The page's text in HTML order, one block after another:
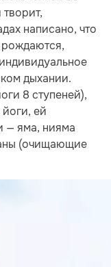
написано, что
дыхании.
8 ступеней),
йоги, ей
— яма, нияма
(очищающие